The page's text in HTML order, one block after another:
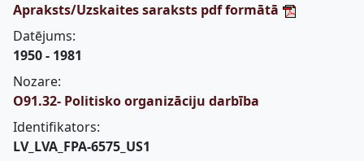
Apraksts/Uzskaites saraksts pdf formātā
Datējums:
1950 - 1981
Nozare:
O91.32- Politisko organizāciju darbība
Identifikators:
LV_LVA_FPA-6575_US1